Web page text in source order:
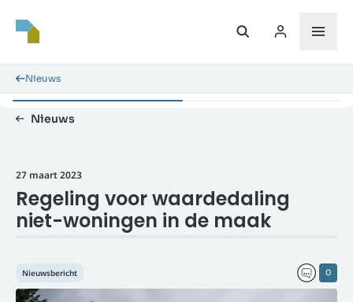
Nieuws
Nieuws
27 maart 2023
Regeling voor waardedaling
niet-woningen in de maak
0
Nieuwsbericht